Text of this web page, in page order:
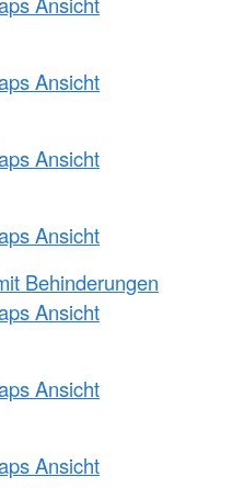
Ansicht
Ansicht
Ansicht
Behinderungen
Ansicht
Ansicht
Ansicht